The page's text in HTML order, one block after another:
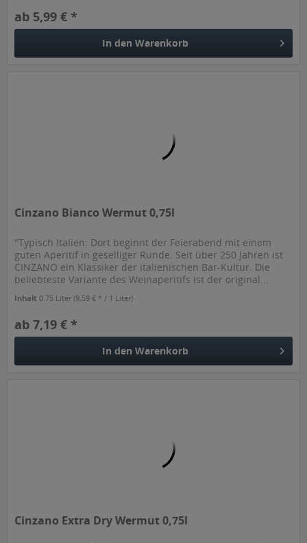
ab 5,99 € *
In den Warenkorb
Cinzano Bianco Wermut 0,75l
"Typisch Italien: Dort beginnt der Feierabend mit einem
guten Aperitif in geselliger Runde. Seit über 250 Jahren ist
CINZANO ein Klassiker der italienischen Bar-Kultur. Die
beliebteste Variante des Weinaperitifs ist der original...
Inhalt0.75 Liter(9,59 € * / 1 Liter)
ab 7,19 € *
In den Warenkorb
Cinzano Extra Dry Wermut 0,75l